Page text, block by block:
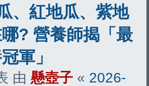
、紅地瓜、紫地
? 營養師揭「最
軍」
由 懸壺子 « 2026-